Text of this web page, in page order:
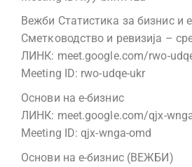
Вежби Статистика за бизнис и
Сметководство и ревизија –
ЛИНК: meet.google.com/rwo-
Meeting ID: rwo-udqe-ukr
Основи на е-бизнис
ЛИНК: meet.google.com/qjx-
Meeting ID: qjx-wnga-omd
Основи на е-бизнис (ВЕЖБИ)